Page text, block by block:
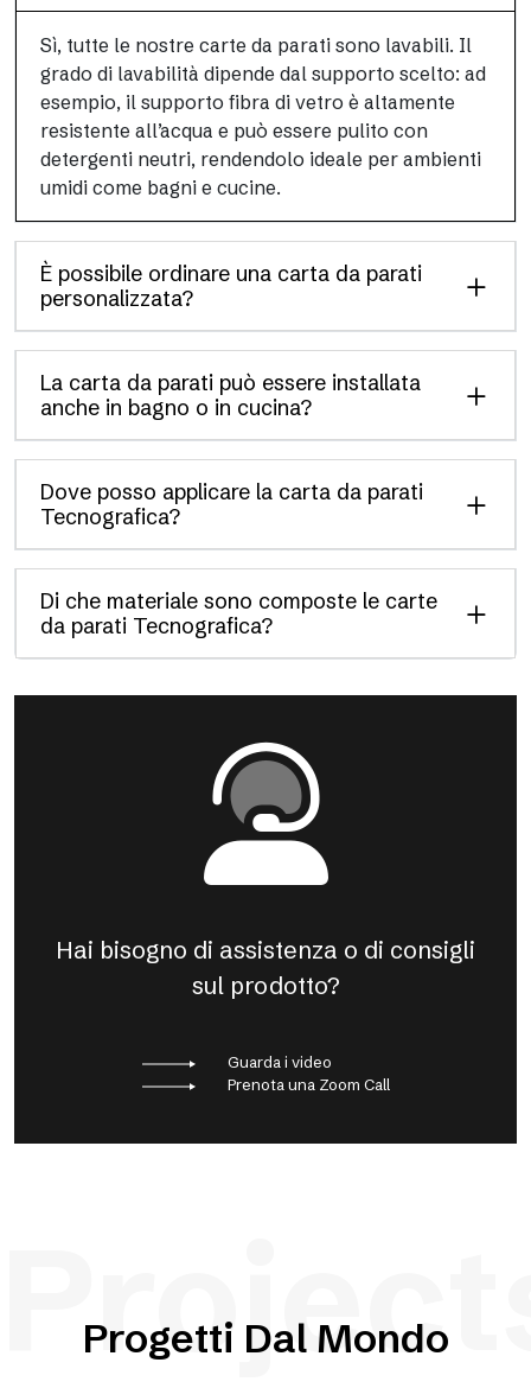
Sì, tutte le nostre carte da parati sono lavabili. Il
grado di lavabilità dipende dal supporto scelto: ad
esempio, il supporto fibra di vetro è altamente
resistente all’acqua e può essere pulito con
detergenti neutri, rendendolo ideale per ambienti
umidi come bagni e cucine.
È possibile ordinare una carta da parati
personalizzata?
La carta da parati può essere installata
anche in bagno o in cucina?
Dove posso applicare la carta da parati
Tecnografica?
Di che materiale sono composte le carte
da parati Tecnografica?
Hai bisogno di assistenza o di consigli
sul prodotto?
Guarda i video
Prenota una Zoom Call
Progetti Dal Mondo